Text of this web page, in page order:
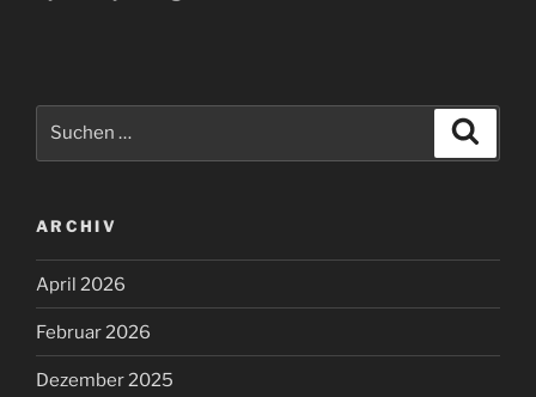
ARCHIV
April 2026
Februar 2026
Dezember 2025